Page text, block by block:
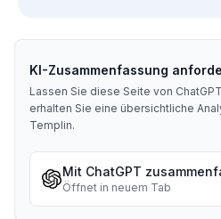
KI-Zusammenfassung
Lassen Sie diese Seite von
erhalten Sie eine übersichtliche
Templin.
Mit ChatGPT
Öffnet in neuem Tab